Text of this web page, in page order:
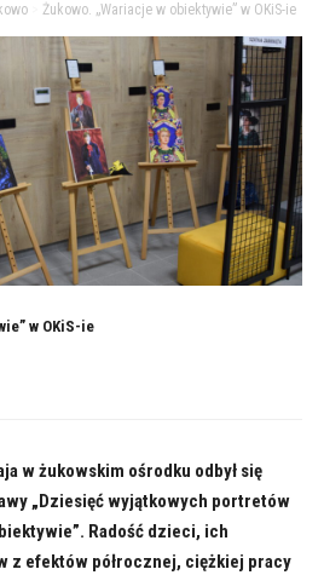
> Żukowo. „Wariacje w obiektywie” w OKiS-ie
w OKiS-ie
w żukowskim ośrodku odbył się
„Dziesięć wyjątkowych portretów
Radość dzieci, ich
z efektów półrocznej, ciężkiej pracy